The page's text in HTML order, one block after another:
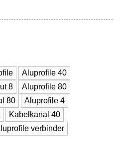
Aluprofile 40
8
Aluprofile 80
80
Aluprofile 4
Kabelkanal 40
verbinder